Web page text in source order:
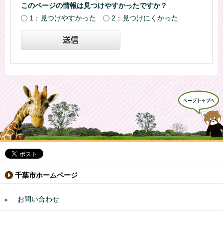
このページの情報は見つけやすかったですか？
1：見つけやすかった
2：見つけにくかった
千葉市ホームページ
お問い合わせ